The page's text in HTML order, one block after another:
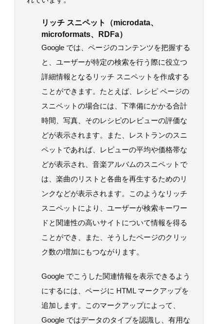
リッチ スニペット（microdata、
microformats、RDFa）
Google では、ページのコンテンツを把握する
と、ユーザーが特定の検索を行う際に役立つ
詳細情報となるリッチ スニペットを作成する
ことができます。たとえば、レシピ ページの
スニペットの場合には、下準備にかかる合計
時間、写真、そのレシピのレビューの評価な
どが表示されます。また、レストランのスニ
ペットであれば、レビューの平均や価格帯な
どが表示され、音楽アルバムのスニペットで
は、楽曲のリストと各曲を再生するためのリ
ンクなどが表示されます。このようなリッチ
スニペットにより、ユーザーが検索キーワー
ドと関連性の高いサイトについて情報を得る
ことができ、また、そうしたページのクリッ
ク数の増加にもつながります。
Google でこうした関連情報を表示できるよう
にするには、ページに HTML マークアップを
追加します。このマークアップによって、
Google ではデータのタイプを認識し、有用な